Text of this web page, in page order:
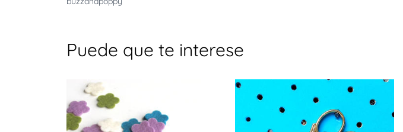
Puede que te interese